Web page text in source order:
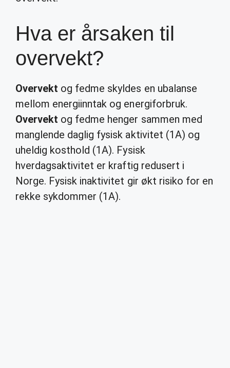
Hva er årsaken til
overvekt?
Overvekt og fedme skyldes en ubalanse
mellom energiinntak og energiforbruk.
Overvekt og fedme henger sammen med
manglende daglig fysisk aktivitet (1A) og
uheldig kosthold (1A). Fysisk
hverdagsaktivitet er kraftig redusert i
Norge. Fysisk inaktivitet gir økt risiko for en
rekke sykdommer (1A).